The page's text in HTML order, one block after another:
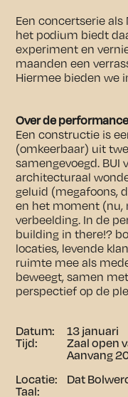
Een concertserie als
het podium biedt
experiment en
maanden een
Hiermee bieden we
Over de
Een constructie is
(omkeerbaar) uit
samengevoegd. BUI
architecturaal
geluid (megafoons,
en het moment (nu,
verbeelding. In de
building in there!?
locaties, levende
ruimte mee als
beweegt, samen
perspectief op de
Datum:
13 januari
Tijd:
Zaal open
Aanvang
Locatie:
Dat
Taal: